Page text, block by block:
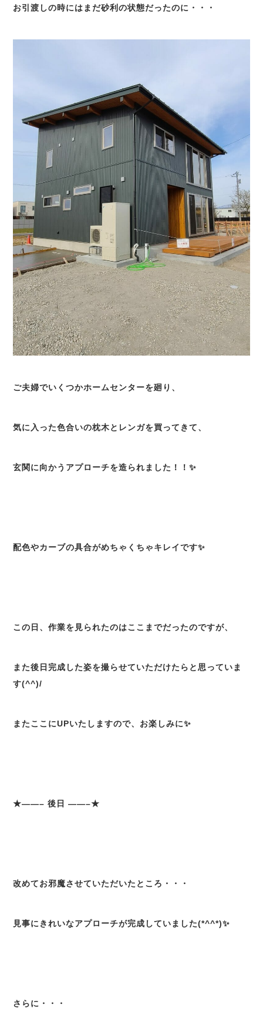
お引渡しの時にはまだ砂利の状態だったのに・・・
ご夫婦でいくつかホームセンターを廻り、
気に入った色合いの枕木とレンガを買ってきて、
玄関に向かうアプローチを造られました！！✨
配色やカーブの具合がめちゃくちゃキレイです✨
この日、作業を見られたのはここまでだったのですが、
また後日完成した姿を撮らせていただけたらと思っていま
す(^^)/
またここにUPいたしますので、お楽しみに✨
★——– 後日 ——–★
改めてお邪魔させていただいたところ・・・
見事にきれいなアプローチが完成していました(*^^*)✨
さらに・・・